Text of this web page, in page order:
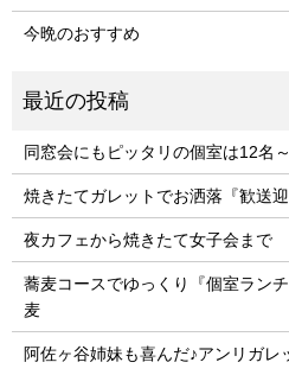
今晩のおすすめ
同窓会にもピッタリの個室は12名
焼きたてガレットでお洒落『歓送迎
夜カフェから焼きたて女子会まで
蕎麦コースでゆっくり『個室ラン
麦
阿佐ヶ谷姉妹も喜んだ♪アンリガレ